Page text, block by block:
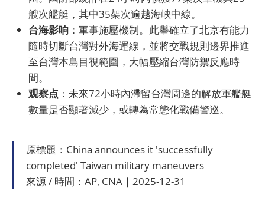
艘次艦艇，其中35架次逾越海峽中線。
台海影响 ：軍事施壓機制。此舉確立了北京有能力
隨時切斷台灣對外海運線，並將交戰規則邊界推進
至台灣本島目視範圍，大幅壓縮台灣防禦反應時
間。
观察点 ：未來72小時內滯留台灣周邊的解放軍艦艇
數量是否顯著減少，或轉為常態化戰備警巡。
原標題：China announces it 'successfully
completed' Taiwan military maneuvers
來源 / 時間：AP, CNA｜2025-12-31